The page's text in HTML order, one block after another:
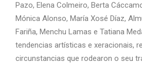
Pazo, Elena Colmeiro, Berta
Mónica Alonso, María Xosé Díaz,
Fariña, Menchu Lamas e Tatiana
tendencias artísticas e xeracionais,
circunstancias que rodearon o seu